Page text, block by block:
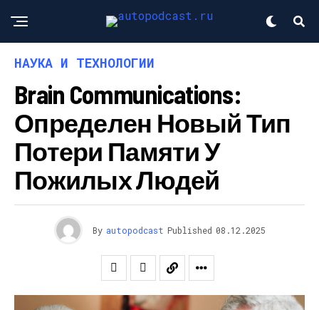
НАУКА И ТЕХНОЛОГИИ
Brain Communications:
Определен Новый Тип
Потери Памяти У
Пожилых Людей
By autopodcast Published 08.12.2025